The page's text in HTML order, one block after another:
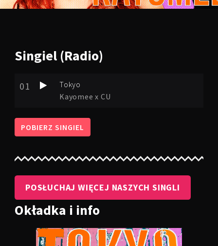
Singiel (Radio)
01
Tokyo
Kayomee x CU
POBIERZ SINGIEL
POSŁUCHAJ WIĘCEJ NASZYCH SINGLI
Okładka i info